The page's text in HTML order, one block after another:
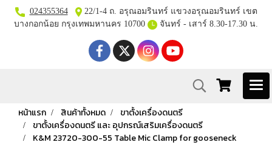
024355364
22/1-4 ถ. อรุณอมรินทร์ แขวงอรุณอมรินทร์ เขต
บางกอกน้อย กรุงเทพมหานคร 10700
จันทร์ - เสาร์ 8.30-17.30 น.
หน้าแรก สินค้าทั้งหมด
ขาตั้งเครื่องดนตรี
ขาตั้งเครื่องดนตรี และ อุปกรณ์เสริมเครื่องดนตรี
K&M 23720-300-55 Table Mic Clamp for gooseneck